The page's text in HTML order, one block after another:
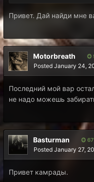
Привет. Дай найди мне
Motorbreath
Posted January 24,
Последний мой вар
не надо можешь
Basturman
Posted January 27,
Привет камрады.